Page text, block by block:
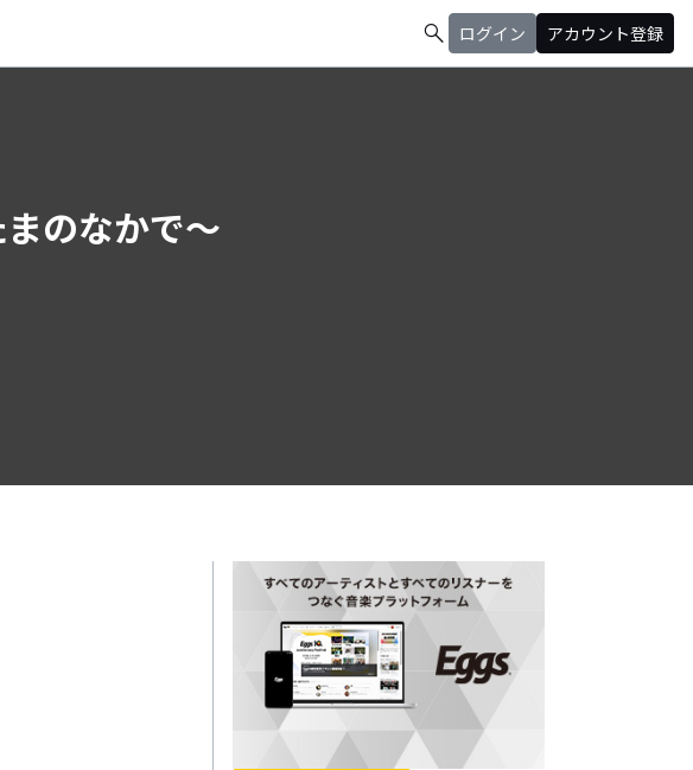
search ログイン アカウント登録
のなかで～